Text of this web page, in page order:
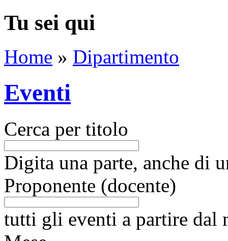
Tu sei qui
Home » Dipartimento
Eventi
Cerca per titolo
Digita una parte, anche di
Proponente (docente)
tutti gli eventi a partire dal